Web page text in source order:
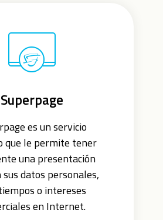
Superpage
es un servicio
que le permite tener
una presentación
datos personales,
o intereses
en Internet.